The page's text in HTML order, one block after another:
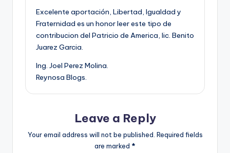
Excelente aportación, Libertad, Igualdad y
Fraternidad es un honor leer este tipo de
contribucion del Patricio de America, lic. Benito
Juarez Garcia.
Ing. Joel Perez Molina.
Reynosa Blogs.
Leave a Reply
Your email address will not be published. Required fields
are marked *